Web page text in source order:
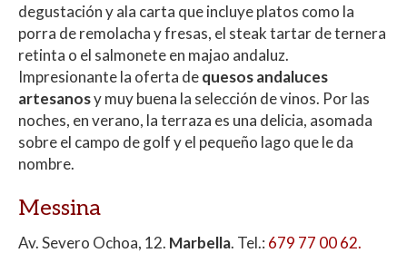
degustación y ala carta que incluye platos como la
porra de remolacha y fresas, el steak tartar de ternera
retinta o el salmonete en majao andaluz.
Impresionante la oferta dequesos andaluces
artesanosy muy buena la selección de vinos. Por las
noches, en verano, la terraza es una delicia, asomada
sobre el campo de golf y el pequeño lago que le da
nombre.
Messina
Av. Severo Ochoa, 12. Marbella. Tel.: 679 77 00 62.